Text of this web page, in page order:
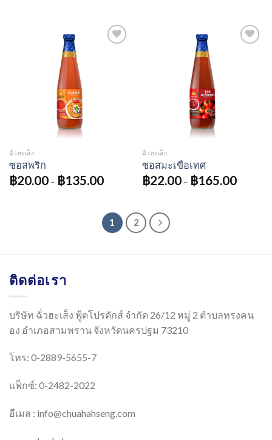
ฉั่วฮะเส็ง
ซอสพริก
฿20.00– ฿135.00
ฉั่วฮะเส็ง
ซอสมะเขือเทศ
฿22.00– ฿165.00
1 2
ติดต่อเรา
บริษัท ฉั่วฮะเส็ง ฟู้ดโปรดักส์ จำกัด 26/12 หมู่ 2 ตำบลทรงคน
อง อำเภอสามพราน จังหวัดนครปฐม 73210
โทร: 0-2889-5655-7
แฟ็กซ์: 0-2482-2022
อีเมล : info@chuahahseng.com